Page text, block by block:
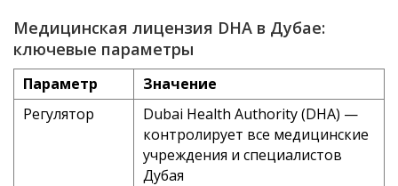
Медицинская лицензия DHA в Дубае:
ключевые параметры
Параметр
Значение
Регулятор
Dubai Health Authority (DHA) —
контролирует все медицинские
учреждения и специалистов
Дубая